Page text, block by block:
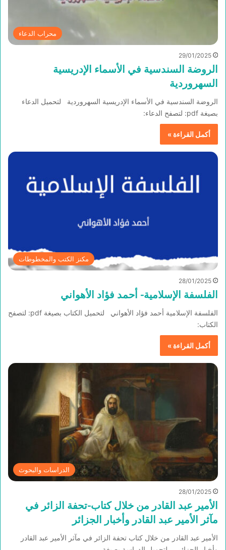
محراب الدعاء
29/01/2025
الروضة السندسية في الأسماء الإدريسية
السهروردية
الروضة السندسية في الأسماء الإدريسية السهروردية لتحميل الدعاء
بصيغة pdf: لتصفح الدعاء:
أكمل القراءة »
مكنز الكتب والمخطوطات
28/01/2025
الفلسفة الإسلامية- أحمد فؤاد الأهواني
الفلسفة الإسلامية أحمد فؤاد الأهواني لتحميل الكتاب بصيغة pdf: لتصفح
الكتاب:
أكمل القراءة »
الدراسات والبحوث
28/01/2025
الأمير عبد القادر من خلال كتاب-تحفة الزائر في
مآثر الأمير عبد القادر وأخبار الجزائر
الأمير عبد القادر من خلال كتاب تحفة الزائر في مآثر الأمير عبد القادر